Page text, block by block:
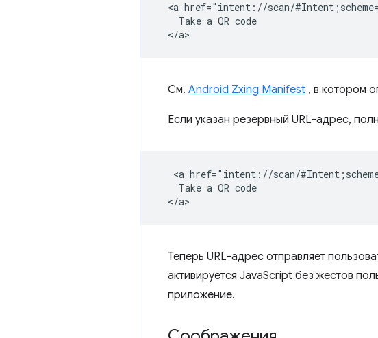
<a href="intent://scan/
    Take a QR code
См. Android Zxing Manifest , в котором
Если указан резервный URL-адрес,
<a href="intent://scan/
    Take a QR code
Теперь URL-адрес отправляет
активируется JavaScript без жестов
приложение.